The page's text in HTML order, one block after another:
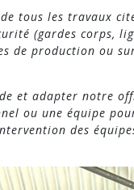
tous les travaux
(gardes corps,
de production ou
et adapter notre
ou une équipe
des